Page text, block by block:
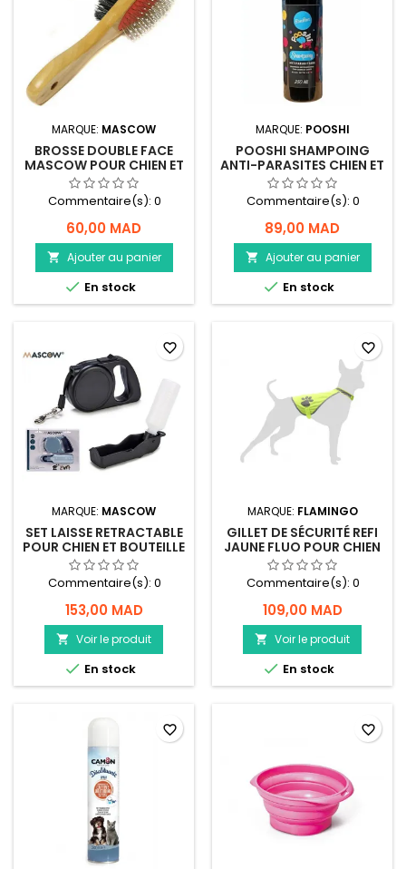
MARQUE: MASCOW
BROSSE DOUBLE FACE
MASCOW POUR CHIEN ET
CHAT AVEC MANCHE EN
BOIS
Commentaire(s): 0
60,00 MAD
 Ajouter au panier
 En stock
MARQUE: POOSHI
POOSHI SHAMPOING
ANTI-PARASITES CHIEN ET
CHAT BONBON
Commentaire(s): 0
89,00 MAD
 Ajouter au panier
 En stock
MARQUE: MASCOW
SET LAISSE RETRACTABLE
POUR CHIEN ET BOUTEILLE
Commentaire(s): 0
153,00 MAD
 Voir le produit
 En stock
favorite_border
MARQUE: FLAMINGO
GILLET DE SÉCURITÉ REFI
JAUNE FLUO POUR CHIEN
- FLAMINGO
Commentaire(s): 0
109,00 MAD
 Voir le produit
 En stock
favorite_border
favorite_border favorite_border